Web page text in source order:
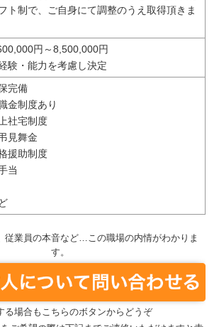
ト制で、ご自身にて調整のうえ取得頂きま
円～8,500,000円
験・能力を考慮し決定
完備
金制度あり
社宅制度
見舞金
援助制度
当
従業員の本音など…この職場の内情がわかりま
す。
る場合もこちらのボタンからどうぞ